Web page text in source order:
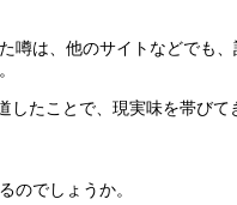
噂は、他のサイトなどでも
したことで、現実味を帯び
のでしょうか。